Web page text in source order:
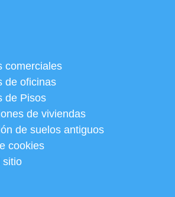
comerciales
de oficinas
de Pisos
de viviendas
de suelos antiguos
cookies
sitio